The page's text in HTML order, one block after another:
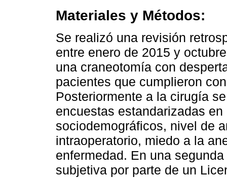
Materiales y Métodos:
Se realizó una revisión
entre enero de 2015 y
una craneotomía con
pacientes que cumplieron
Posteriormente a la cirugía
encuestas estandarizadas
sociodemográficos, nivel de
intraoperatorio, miedo a la
enfermedad. En una
subjetiva por parte de un